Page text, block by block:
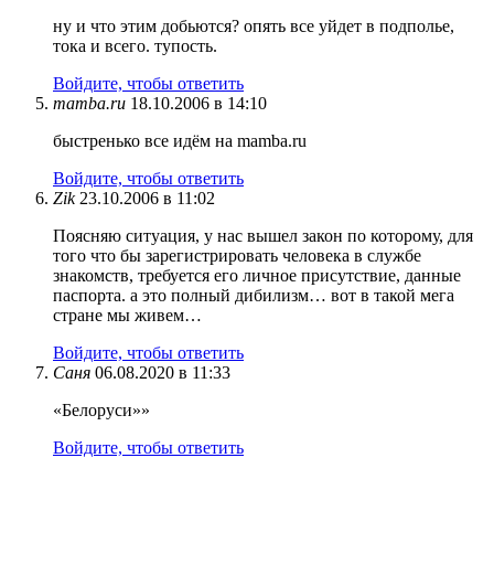
ну и что этим добьются? опять все уйдет в подполье,
тока и всего. тупость.
Войдите, чтобы ответить
mamba.ru 18.10.2006 в 14:10
быстренько все идём на mamba.ru
Войдите, чтобы ответить
Zik 23.10.2006 в 11:02
Поясняю ситуация, у нас вышел закон по которому, для
того что бы зарегистрировать человека в службе
знакомств, требуется его личное присутствие, данные
паспорта. а это полный дибилизм… вот в такой мега
стране мы живем…
Войдите, чтобы ответить
Саня 06.08.2020 в 11:33
«Белоруси»»
Войдите, чтобы ответить